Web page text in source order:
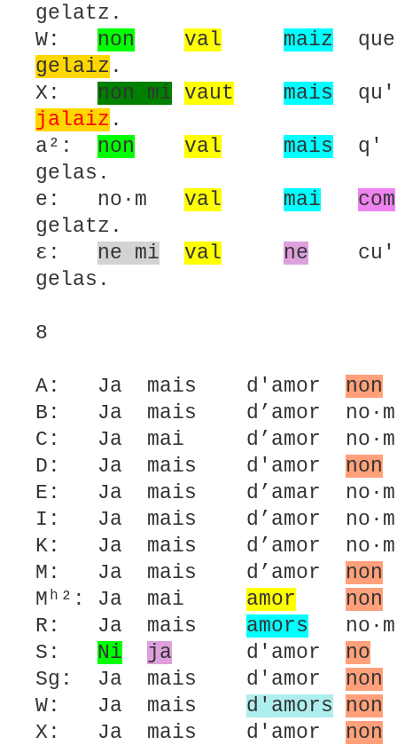
gelatz.
W: non val maiz
gelaiz .
X: non mi vaut mais
jalaiz .
a²: non val mais
gelas.
e: no·m val mai com
gelatz.
ε: ne mi val ne
gelas.
8
A: Ja mais d'amor non
B: Ja mais d’amor
C: Ja mai d’amor
D: Ja mais d'amor non
E: Ja mais d’amar
I: Ja mais d’amor
K: Ja mais d’amor
M: Ja mais d’amor non
Mʰ²: Ja mai amor non
R: Ja mais amors
S: Ni ja d'amor no
Sg: Ja mais d'amor non
W: Ja mais d'amors non
X: Ja mais d'amor non